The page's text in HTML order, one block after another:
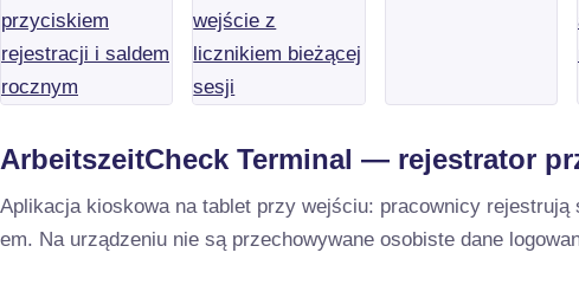
ArbeitszeitCheck Terminal — rejestrator
Aplikacja kioskowa na tablet przy wejściu: pracownicy
em. Na urządzeniu nie są przechowywane osobiste dane